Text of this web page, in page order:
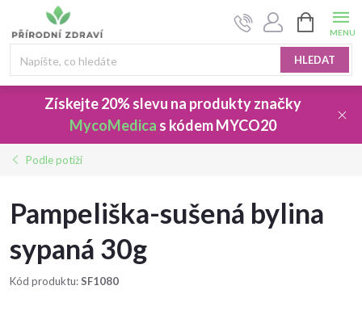
obsah
HLEDAT
KOŠÍK
Získejte 20% slevu na produkty značky
MycoMedica s kódemMYCO20
Podle potíží
Pampeliška-sušená bylina
sypaná 30g
Kód produktu:SF1080